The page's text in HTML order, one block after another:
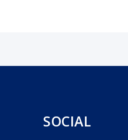
SOCIAL